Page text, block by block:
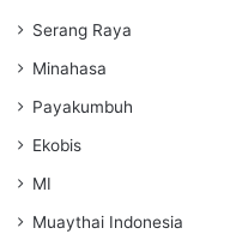
Serang Raya
Minahasa
Payakumbuh
Ekobis
MI
Muaythai Indonesia